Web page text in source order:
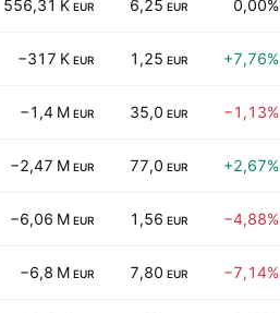
556,31 K EUR 6,25 EUR 0,00%
−317 K EUR 1,25 EUR +7,76%
−1,4 M EUR 35,0 EUR −1,13%
−2,47 M EUR 77,0 EUR +2,67%
−6,06 M EUR 1,56 EUR −4,88%
−6,8 M EUR 7,80 EUR −7,14%